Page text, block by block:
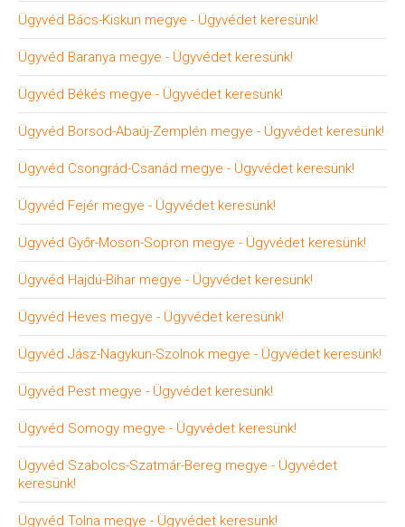
Ügyvéd Bács-Kiskun megye - Ügyvédet keresünk!
Ügyvéd Baranya megye - Ügyvédet keresünk!
Ügyvéd Békés megye - Ügyvédet keresünk!
Ügyvéd Borsod-Abaúj-Zemplén megye - Ügyvédet keresünk!
Ügyvéd Csongrád-Csanád megye - Ügyvédet keresünk!
Ügyvéd Fejér megye - Ügyvédet keresünk!
Ügyvéd Győr-Moson-Sopron megye - Ügyvédet keresünk!
Ügyvéd Hajdú-Bihar megye - Ügyvédet keresünk!
Ügyvéd Heves megye - Ügyvédet keresünk!
Ügyvéd Jász-Nagykun-Szolnok megye - Ügyvédet keresünk!
Ügyvéd Pest megye - Ügyvédet keresünk!
Ügyvéd Somogy megye - Ügyvédet keresünk!
Ügyvéd Szabolcs-Szatmár-Bereg megye - Ügyvédet
keresünk!
Ügyvéd Tolna megye - Ügyvédet keresünk!